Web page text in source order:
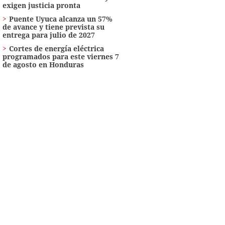
exigen justicia pronta
Puente Uyuca alcanza un 57%
de avance y tiene prevista su
entrega para julio de 2027
Cortes de energía eléctrica
programados para este viernes 7
de agosto en Honduras